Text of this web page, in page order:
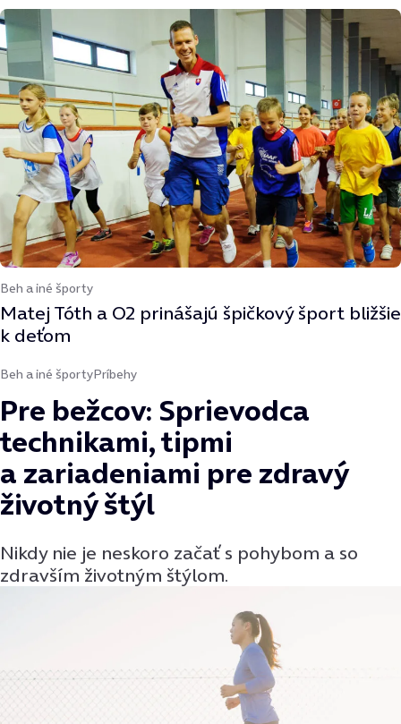
Beh a iné športy
Matej Tóth a O2 prinášajú špičkový šport bližšie
k deťom
Beh a iné športyPríbehy
Pre bežcov: Sprievodca
technikami, tipmi
a zariadeniami pre zdravý
životný štýl
Nikdy nie je neskoro začať s pohybom a so
zdravším životným štýlom.